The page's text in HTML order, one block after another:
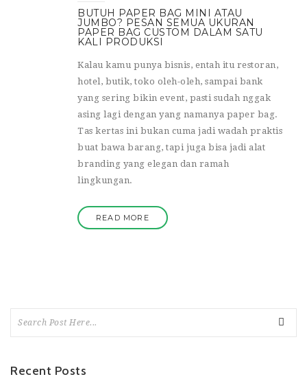
BUTUH PAPER BAG MINI ATAU
JUMBO? PESAN SEMUA UKURAN
PAPER BAG CUSTOM DALAM SATU
KALI PRODUKSI
Kalau kamu punya bisnis, entah itu restoran,
hotel, butik, toko oleh-oleh, sampai bank
yang sering bikin event, pasti sudah nggak
asing lagi dengan yang namanya paper bag.
Tas kertas ini bukan cuma jadi wadah praktis
buat bawa barang, tapi juga bisa jadi alat
branding yang elegan dan ramah
lingkungan.
READ MORE
Recent Posts